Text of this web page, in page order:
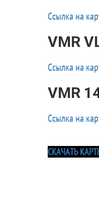
Ссылка на
VMR
Ссылка на
VMR
Ссылка на
СКАЧАТЬ